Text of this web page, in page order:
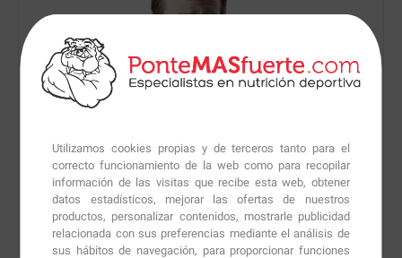
Utilizamos cookies propias y de terceros tanto para el
correcto funcionamiento de la web como para recopilar
información de las visitas que recibe esta web, obtener
datos estadísticos, mejorar las ofertas de nuestros
productos, personalizar contenidos, mostrarle publicidad
relacionada con sus preferencias mediante el análisis de
sus hábitos de navegación, para proporcionar funciones